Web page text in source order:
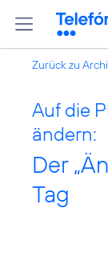
Zurück zu
Auf die
ändern:
Der
Tag